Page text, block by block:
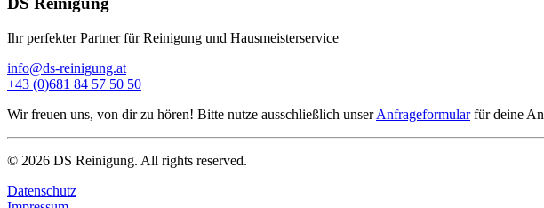
Ihr perfekter Partner für Reinigung und Hausmeisterservice
info@ds-reinigung.at
+43 (0)681 84 57 50 50
Wir freuen uns, von dir zu hören! Bitte nutze ausschließlich unserAnfrageformularfür deine
© 2026 DS Reinigung. All rights reserved.
Datenschutz